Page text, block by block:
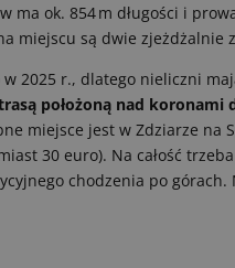
ma ok. 854 m długości i
miejscu są dwie zjeżdżalnie
2025 r., dlatego nieliczni
położoną nad koronami
miejsce jest w Zdziarze na
30 euro). Na całość
chodzenia po górach.